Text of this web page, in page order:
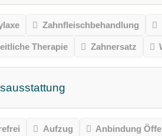
Zahnfleischbehandlung
Therapie Zahnersatz
Aufzug Anbindung